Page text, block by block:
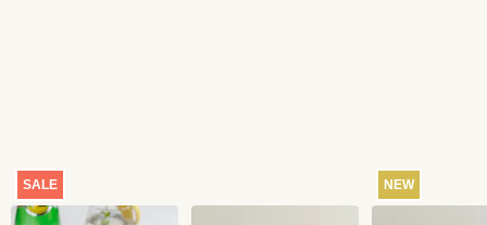
SALE NEW